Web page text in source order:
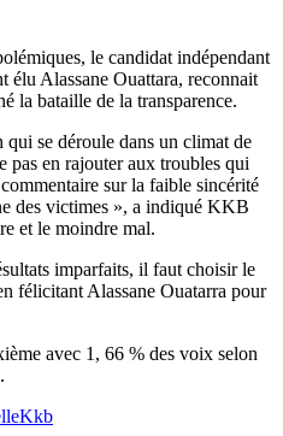
le candidat indépendant
élu Alassane Ouattara, reconnait
la bataille de la transparence.
se déroule dans un climat de
pas en rajouter aux troubles qui
sur la faible sincérité
des victimes », a indiqué KKB
et le moindre mal.
imparfaits, il faut choisir le
félicitant Alassane Ouatarra pour
avec 1, 66 % des voix selon
Kkb